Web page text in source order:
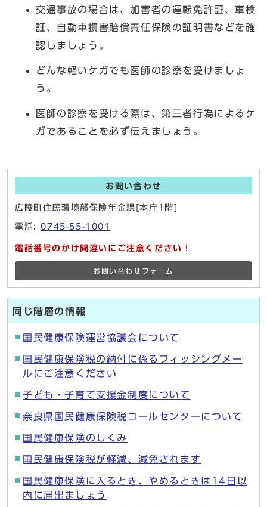
交通事故の場合は、加害者の運転免許証、車検
証、自動車損害賠償責任保険の証明書などを確
認しましょう。
どんな軽いケガでも医師の診察を受けましょ
う。
医師の診察を受ける際は、第三者行為によるケ
ガであることを必ず伝えましょう。
お問い合わせ
広陵町住民環境部保険年金課[本庁1階]
電話:0745-55-1001
電話番号のかけ間違いにご注意ください！
お問い合わせフォーム
同じ階層の情報
国民健康保険運営協議会について
国民健康保険税の納付に係るフィッシングメー
ルにご注意ください
子ども・子育て支援金制度について
奈良県国民健康保険税コールセンターについて
国民健康保険のしくみ
国民健康保険税が軽減、減免されます
国民健康保険に入るとき、やめるときは14日以
内に届出ましょう